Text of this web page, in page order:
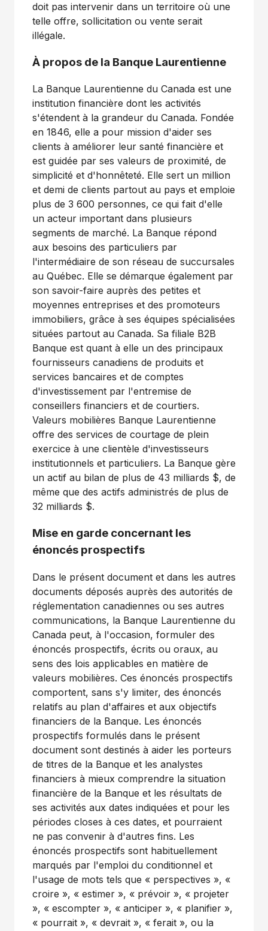
doit pas intervenir dans un territoire où une
telle offre, sollicitation ou vente serait
illégale.
À propos de la Banque Laurentienne
La Banque Laurentienne du Canada est une
institution financière dont les activités
s'étendent à la grandeur du Canada. Fondée
en 1846, elle a pour mission d'aider ses
clients à améliorer leur santé financière et
est guidée par ses valeurs de proximité, de
simplicité et d'honnêteté. Elle sert un million
et demi de clients partout au pays et emploie
plus de 3 600 personnes, ce qui fait d'elle
un acteur important dans plusieurs
segments de marché. La Banque répond
aux besoins des particuliers par
l'intermédiaire de son réseau de succursales
au Québec. Elle se démarque également par
son savoir-faire auprès des petites et
moyennes entreprises et des promoteurs
immobiliers, grâce à ses équipes spécialisées
situées partout au Canada. Sa filiale B2B
Banque est quant à elle un des principaux
fournisseurs canadiens de produits et
services bancaires et de comptes
d'investissement par l'entremise de
conseillers financiers et de courtiers.
Valeurs mobilières Banque Laurentienne
offre des services de courtage de plein
exercice à une clientèle d'investisseurs
institutionnels et particuliers. La Banque gère
un actif au bilan de plus de 43 milliards $, de
même que des actifs administrés de plus de
32 milliards $.
Mise en garde concernant les
énoncés prospectifs
Dans le présent document et dans les autres
documents déposés auprès des autorités de
réglementation canadiennes ou ses autres
communications, la Banque Laurentienne du
Canada peut, à l'occasion, formuler des
énoncés prospectifs, écrits ou oraux, au
sens des lois applicables en matière de
valeurs mobilières. Ces énoncés prospectifs
comportent, sans s'y limiter, des énoncés
relatifs au plan d'affaires et aux objectifs
financiers de la Banque. Les énoncés
prospectifs formulés dans le présent
document sont destinés à aider les porteurs
de titres de la Banque et les analystes
financiers à mieux comprendre la situation
financière de la Banque et les résultats de
ses activités aux dates indiquées et pour les
périodes closes à ces dates, et pourraient
ne pas convenir à d'autres fins. Les
énoncés prospectifs sont habituellement
marqués par l'emploi du conditionnel et
l'usage de mots tels que « perspectives », «
croire », « estimer », « prévoir », « projeter
», « escompter », « anticiper », « planifier »,
« pourrait », « devrait », « ferait », ou la